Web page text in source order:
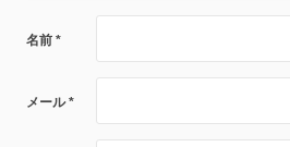
ン
名前 *
メール*